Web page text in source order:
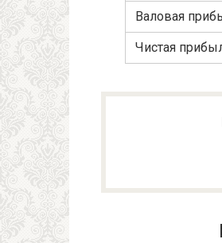
Валовая
Чистая